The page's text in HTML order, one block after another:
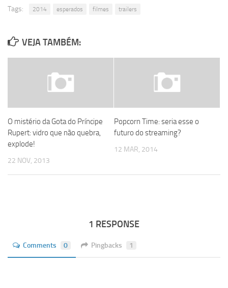
Tags: 2014 esperados filmes trailers
VEJA TAMBÉM:
O mistério da Gota do Príncipe
Rupert: vidro que não quebra,
explode!
22 NOV, 2013
Popcorn Time: seria esse o
futuro do streaming?
12 MAR, 2014
1 RESPONSE
Comments 0 Pingbacks 1